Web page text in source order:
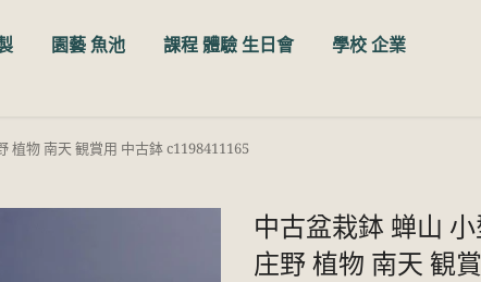
園藝 魚池 課程 體驗 生日會
學校 企業
植物 南天 観賞用 中古鉢 c1198411165
中古盆栽鉢 蝉山
庄野 植物 南天 観